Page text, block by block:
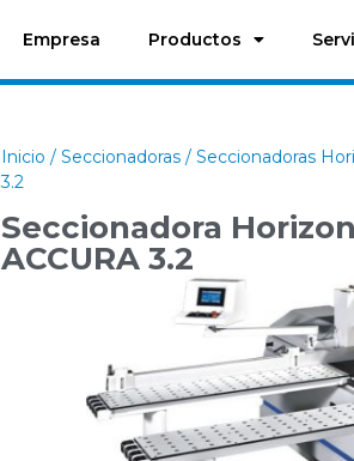
Empresa Productos
Inicio /Seccionadoras /Seccionadoras
3.2
Seccionadora
ACCURA 3.2